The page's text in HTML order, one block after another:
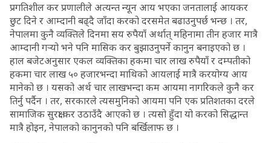
प्रगतिशील कर प्रणालीले अत्यन्त न्यून आय भएका जनतालाई आयकर
छुट दिने र आम्दानी बढ्दै जाँदा करको दरसमेत बढाउनुपर्छ भन्छ । तर,
नेपालमा कुनै व्यक्तिले दिनमा सय रुपैयाँ अर्थात् महिनामा तीन हजार मात्रै
आम्दानी गर्‍यो भने पनि मासिक कर बुझाउनुपर्ने कानुन बनाइएको छ ।
हाल बजेटअनुसार एकल व्यक्तिका हकमा चार लाख रुपैयाँ र दम्पतीको
हकमा चार लाख ५० हजारभन्दा माथिको आयलाई मात्रै करयोग्य आय
मानेको छ । यसको अर्थ चार लाखभन्दा कम आयमा नागरिकले कुनै कर
तिर्नु पर्दैन । तर, सरकारले त्यसमुनिको आयमा पनि एक प्रतिशतका दरले
सामाजिक सुरक्षा कर उठाउँदै आएको छ । त्यसो हुँदा यो करको सिद्धान्त
मात्रै होइन, नेपालको कानुनको पनि बर्खिलाफ छ ।